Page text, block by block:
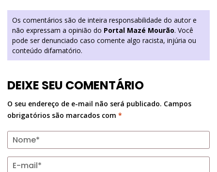
Os comentários são de inteira responsabilidade do autor e
não expressam a opinião do Portal Mazé Mourão. Você
pode ser denunciado caso comente algo racista, injúria ou
conteúdo difamatório.
DEIXE SEU COMENTÁRIO
O seu endereço de e-mail não será publicado. Campos
obrigatórios são marcados com *